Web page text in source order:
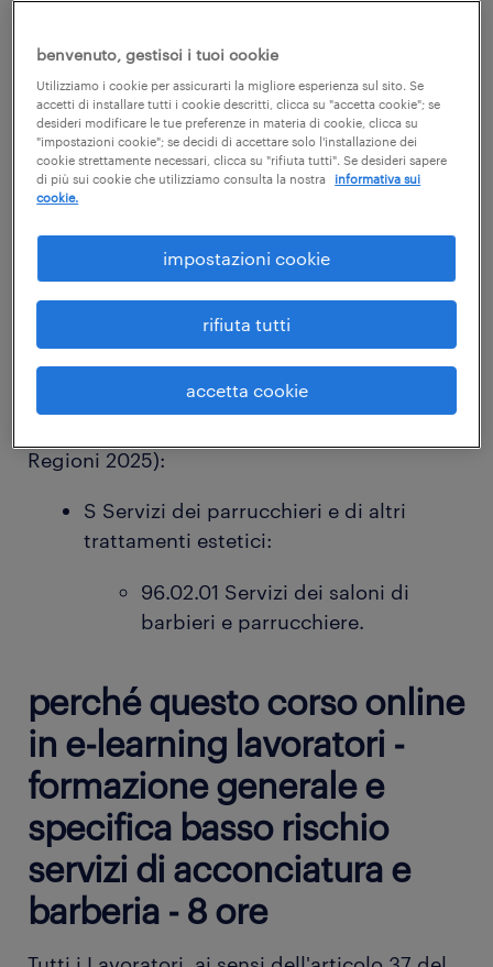
Decreto Legislativo 81 del 2008 considera
Lavoratori tutte le persone che,
indipendentemente dalla tipologia
contrattuale, svolgono un'attività lavorativa
nell'ambito dell'organizzazione di un Datore
di lavoro, con o senza retribuzione, anche al
Questo corso è rivolto a tutti iLavoratori
Lavoratrici(come definiti dall'articolo 2 del
Decreto Legislativo 81 del 2008) che operano
in attività di acconciature e barberia (o
attività con rischi analoghi per la sicurezza e
salute) classificate nei settori
Regioni 2025):
S Servizi dei parrucchieri e di altri
trattamenti estetici:
96.02.01 Servizi dei saloni di
barbieri e parrucchiere.
perché questo corso online
in e-learning lavoratori -
formazione generale e
specifica basso rischio
servizi di acconciatura e
barberia - 8 ore
benvenuto, gestisci i tuoi cookie
Utilizziamo i cookie per assicurarti la migliore esperienza sul sito. Se
accetti di installare tutti i cookie descritti, clicca su "accetta cookie"; se
desideri modificare le tue preferenze in materia di cookie, clicca su
"impostazioni cookie"; se decidi di accettare solo l'installazione dei
cookie strettamente necessari, clicca su "rifiuta tutti". Se desideri sapere
di più sui cookie che utilizziamo consulta la nostra
informativa sui
cookie.
impostazioni cookie
rifiuta tutti
accetta cookie